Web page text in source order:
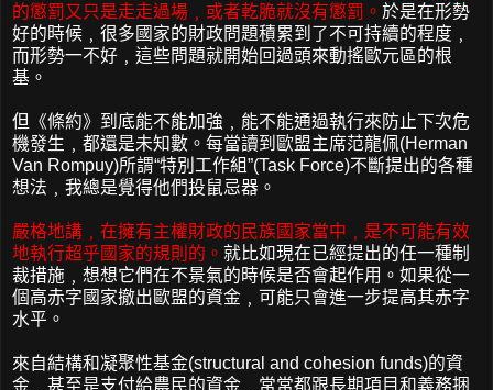
的懲罰又只是走走過場﹐或者乾脆就沒有懲罰。 於是在形勢
好的時候﹐很多國家的財政問題積累到了不可持續的程度﹐
而形勢一不好﹐這些問題就開始回過頭來動搖歐元區的根
基。
但《條約》到底能不能加強﹐能不能通過執行來防止下次危
機發生﹐都還是未知數。每當讀到歐盟主席范龍佩(Herman
Van Rompuy)所謂“特別工作組”(Task Force)不斷提出的各種
想法﹐我總是覺得他們投鼠忌器。
嚴格地講﹐在擁有主權財政的民族國家當中﹐是不可能有效
地執行超乎國家的規則的。 就比如現在已經提出的任一種制
裁措施﹐想想它們在不景氣的時候是否會起作用。如果從一
個高赤字國家撤出歐盟的資金﹐可能只會進一步提高其赤字
水平。
來自結構和凝聚性基金(structural and cohesion funds)的資
金﹐甚至是支付給農民的資金﹐常常都跟長期項目和義務捆